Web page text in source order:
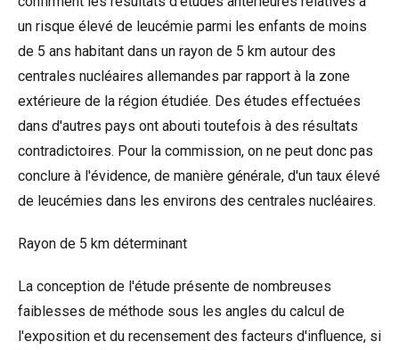
un risque élevé de leucémie parmi les enfants de moins
de 5 ans habitant dans un rayon de 5 km autour des
centrales nucléaires allemandes par rapport à la zone
extérieure de la région étudiée. Des études effectuées
dans d'autres pays ont abouti toutefois à des résultats
contradictoires. Pour la commission, on ne peut donc pas
conclure à l'évidence, de manière générale, d'un taux élevé
de leucémies dans les environs des centrales nucléaires.
Rayon de 5 km déterminant
La conception de l'étude présente de nombreuses
faiblesses de méthode sous les angles du calcul de
l'exposition et du recensement des facteurs d'influence, si